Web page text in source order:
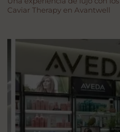
Caviar Therapy en Avantwell